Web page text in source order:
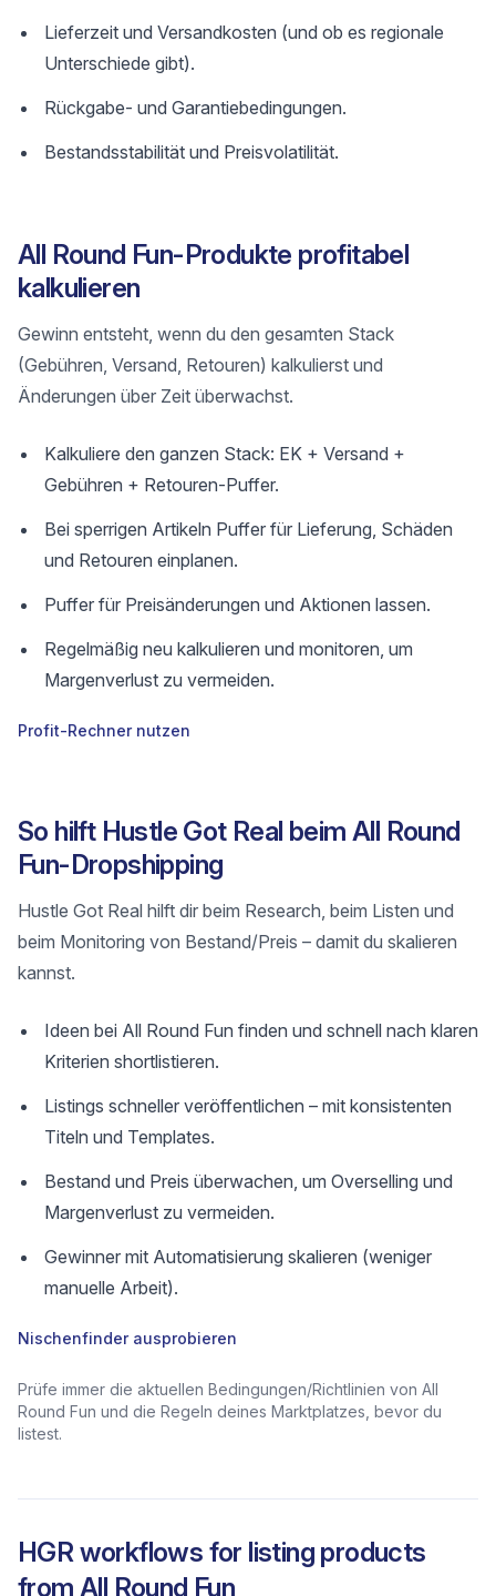
Lieferzeit und Versandkosten (und ob es regionale
Unterschiede gibt).
Rückgabe- und Garantiebedingungen.
Bestandsstabilität und Preisvolatilität.
All Round Fun-Produkte profitabel
kalkulieren
Gewinn entsteht, wenn du den gesamten Stack
(Gebühren, Versand, Retouren) kalkulierst und
Änderungen über Zeit überwachst.
Kalkuliere den ganzen Stack: EK + Versand +
Gebühren + Retouren-Puffer.
Bei sperrigen Artikeln Puffer für Lieferung, Schäden
und Retouren einplanen.
Puffer für Preisänderungen und Aktionen lassen.
Regelmäßig neu kalkulieren und monitoren, um
Margenverlust zu vermeiden.
Profit-Rechner nutzen
So hilft Hustle Got Real beim All Round
Fun-Dropshipping
Hustle Got Real hilft dir beim Research, beim Listen und
beim Monitoring von Bestand/Preis – damit du skalieren
kannst.
Ideen bei All Round Fun finden und schnell nach klaren
Kriterien shortlistieren.
Listings schneller veröffentlichen – mit konsistenten
Titeln und Templates.
Bestand und Preis überwachen, um Overselling und
Margenverlust zu vermeiden.
Gewinner mit Automatisierung skalieren (weniger
manuelle Arbeit).
Nischenfinder ausprobieren
Prüfe immer die aktuellen Bedingungen/Richtlinien von All
Round Fun und die Regeln deines Marktplatzes, bevor du
listest.
HGR workflows for listing products
from All Round Fun